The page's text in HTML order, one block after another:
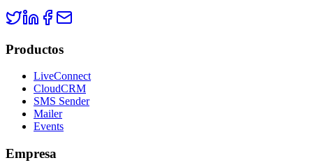
Productos
LiveConnect
CloudCRM
SMS Sender
Mailer
Events
Empresa